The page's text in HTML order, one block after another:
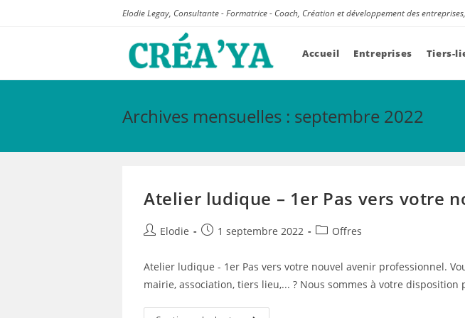
Elodie Legay, Consultante - Formatrice - Coach, Création et développement des
Accueil Entreprises Tiers-
Archives mensuelles : septembre 2022
Atelier ludique – 1er Pas vers votre
Auteur/autrice
la
publication :
Elodie
Post1 septembre 2022
PostOffres
Atelier ludique - 1er Pas vers votre nouvel avenir professionnel.
mairie, association, tiers lieu,... ? Nous sommes à votre disposition